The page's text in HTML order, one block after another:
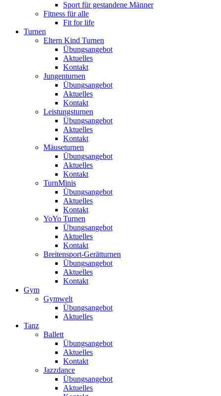
Sport für gestandene Männer
Fitness für alle
Fit for life
Turnen
Eltern Kind Turnen
Übungsangebot
Aktuelles
Kontakt
Jungenturnen
Übungsangebot
Aktuelles
Kontakt
Leistungsturnen
Übungsangebot
Aktuelles
Kontakt
Mäuseturnen
Übungsangebot
Aktuelles
Kontakt
TurnMinis
Übungsangebot
Aktuelles
Kontakt
YoYo Turnen
Übungsangebot
Aktuelles
Kontakt
Breitensport-Gerätturnen
Übungsangebot
Aktuelles
Kontakt
Gym
Gymwelt
Übungsangebot
Aktuelles
Tanz
Ballett
Übungsangebot
Aktuelles
Kontakt
Jazzdance
Übungsangebot
Aktuelles